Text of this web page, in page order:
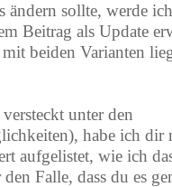
sollte, werde
Beitrag als Update
beiden Varianten
unter den
habe ich dir
aufgelistet, wie ich
Falle, dass du es